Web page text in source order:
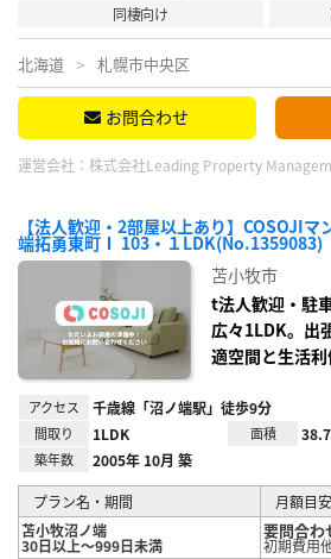
同棲向け
北海道 札幌市中央区
お問合わせ
運営会社： 株式会社Leading Property
【法人歓迎・2部屋以上あり】COSOJIマ
端拓勇東町Ⅰ 103・１LDK(No.1359083)
苫小牧市
t法人歓迎・駐
広々1LDK。出
適空間と生活
アクセス 千歳線「沼ノ端駅」徒歩9分
間取り 1LDK 面積
築年数 2005年 10月 築
プラン名・期間
月額目安
苫小牧沼ノ端
30日以上～999日未満
要問合わ
初期費用